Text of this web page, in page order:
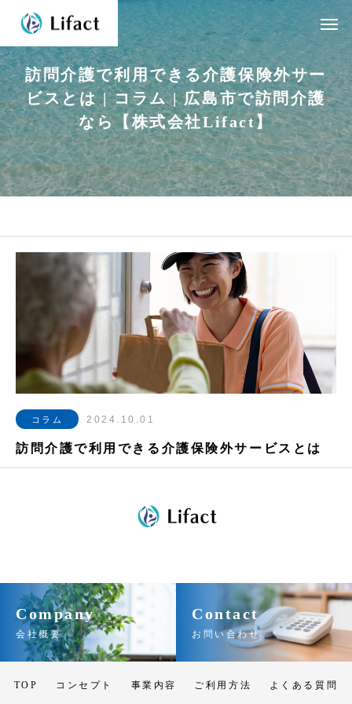
訪問介護で利用できる介護保険外サー
ビスとは | コラム | 広島市で訪問介護
なら【株式会社Lifact】
コラム 2024.10.01
訪問介護で利用できる介護保険外サービスとは
Company
会社概要
Contact
お問い合わせ
TOP コンセプト 事業内容 ご利用方法 よくある質問